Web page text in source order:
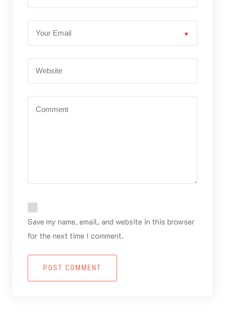
*
Save my name, email, and website in this browser
for the next time I comment.
POST COMMENT